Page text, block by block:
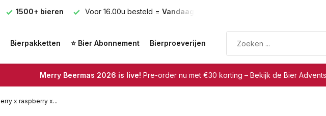
1500+ bieren Voor 16.00u besteld = Vandaag verzonden
Bierpakketten ⭐ Bier Abonnement Bierproeverijen
Merry Beermas 2026 is live! Pre-order nu met €30 korting – Bekijk de Bier
x raspberry x...